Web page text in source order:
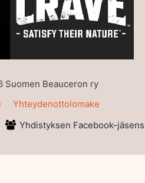
Beauceron ry
Yhteydenottolomake
Yhdistyksen Facebook-